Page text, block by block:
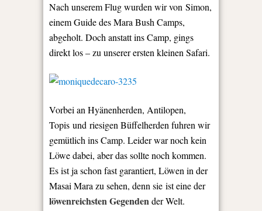
Nach unserem Flug wurden wir von Simon,
einem Guide des Mara Bush Camps,
abgeholt. Doch anstatt ins Camp, gings
direkt los – zu unserer ersten kleinen Safari.
Vorbei an Hyänenherden, Antilopen,
Topis und riesigen Büffelherden fuhren wir
gemütlich ins Camp. Leider war noch kein
Löwe dabei, aber das sollte noch kommen.
Es ist ja schon fast garantiert, Löwen in der
Masai Mara zu sehen, denn sie ist eine der
löwenreichsten Gegendender Welt.